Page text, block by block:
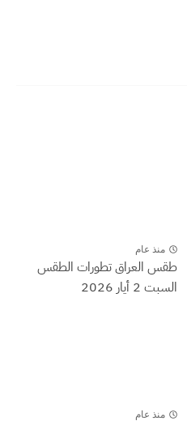
منذ عام
طقس العراق تطورات الطقس
السبت 2 أيار 2026
منذ عام